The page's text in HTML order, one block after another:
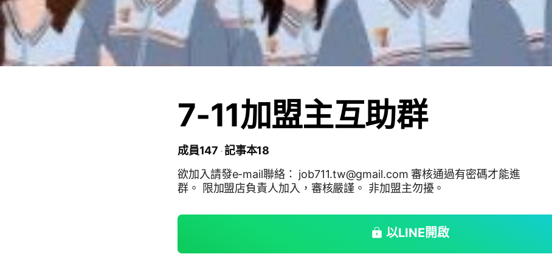
7-11加盟主互助群
成員147 記事本18
欲加入請發e-mail聯絡： job711.tw@gmail.com 審核通過有密碼才能進
群。 限加盟店負責人加入，審核嚴謹。 非加盟主勿擾。
以LINE開啟